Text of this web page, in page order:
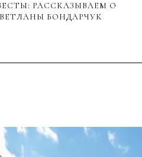
РАССКАЗЫВАЕМ О
БОНДАРЧУК